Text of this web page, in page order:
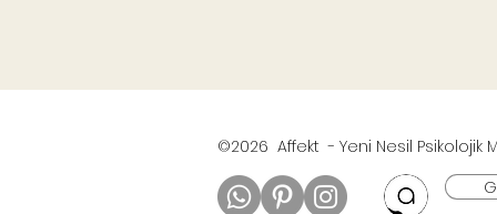
©2026 Affekt - Yeni Nesil Psikolojik